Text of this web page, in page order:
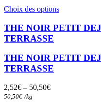
Choix des optionsCe
a
plusieurs
options
THE NOIR PETIT
TERRASSE
THE NOIR PETIT
TERRASSE
2,52€ – 50,50€
50,50€ /kg